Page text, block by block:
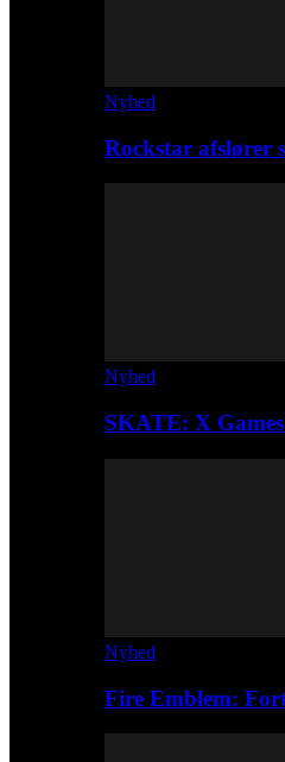
Nyhed
Rockstar afslører
Nyhed
SKATE: X
Nyhed
Fire Emblem: